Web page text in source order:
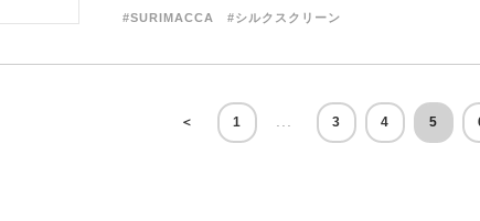
#SURIMACCA #シルクスクリーン
＜ 1 ... 3 4 5